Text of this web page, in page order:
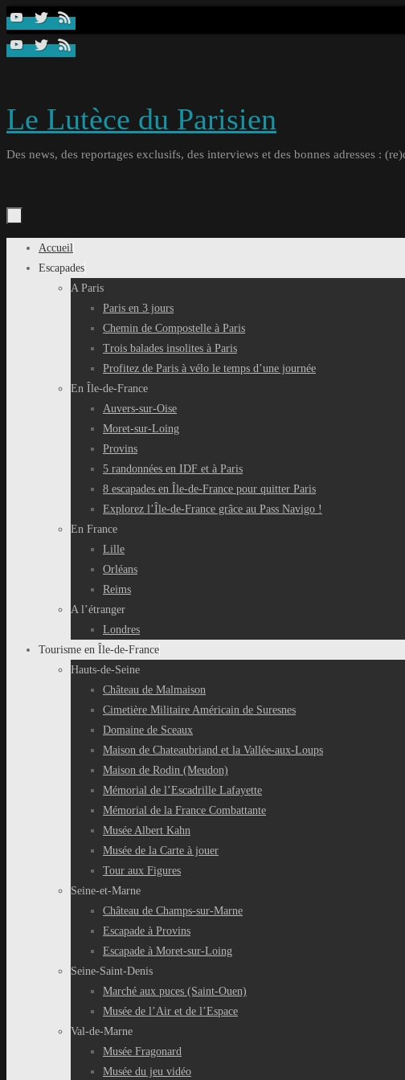
Passer
contenu
Le Lutèce du Parisien
Des news, des reportages exclusifs, des interviews et des bonnes adresses :
Passer
Accueil
Escapades
A Paris
Paris en 3 jours
Chemin de Compostelle à Paris
Trois balades insolites à Paris
Profitez de Paris à vélo le temps d’une journée
En Île-de-France
Auvers-sur-Oise
Moret-sur-Loing
Provins
5 randonnées en IDF et à Paris
8 escapades en Île-de-France pour quitter Paris
Explorez l’Île-de-France grâce au Pass Navigo !
En France
Lille
Orléans
Reims
A l’étranger
Londres
Tourisme en Île-de-France
Hauts-de-Seine
Château de Malmaison
Cimetière Militaire Américain de Suresnes
Domaine de Sceaux
Maison de Chateaubriand et la Vallée-aux-Loups
Maison de Rodin (Meudon)
Mémorial de l’Escadrille Lafayette
Mémorial de la France Combattante
Musée Albert Kahn
Musée de la Carte à jouer
Tour aux Figures
Seine-et-Marne
Château de Champs-sur-Marne
Escapade à Provins
Escapade à Moret-sur-Loing
Seine-Saint-Denis
Marché aux puces (Saint-Ouen)
Musée de l’Air et de l’Espace
Val-de-Marne
Musée Fragonard
Musée du jeu vidéo